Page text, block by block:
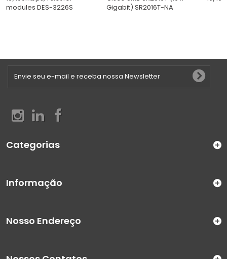
modules DES-3226S
Gigabit) SR2016T-NA
Categorias
Informação
Nosso Endereço